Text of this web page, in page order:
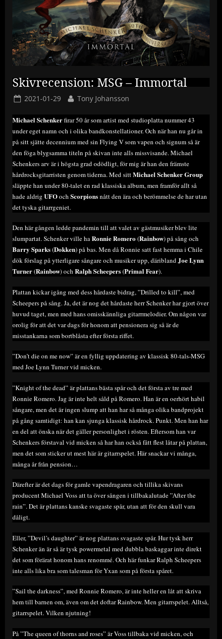
Skivrecension: MSG – Immortal
Posted
2021-01-29 By
Tony Johansson
Michael Schenkerfirar 50 år som artist med studioplatta nummer 43
under eget namn och i olika bandkonstellationer. Och när han nu går in
på sitt sjätte decennium med sin Flying V som vapen och signum så är
den föga blygsamma titeln på skivan inte alls missvisande. Michael
Schenkers arv är i högsta grad odödligt, för mig är han den främste
hårdrocksgitarristen genom tiderna. Med sittMichael Schenker Group
släppte han under 80-talet en rad klassiska album, men framför allt så
hade aldrig UFOoch Scorpionsnått den ära och berömmelse de har utan
det tyska gitarrgeniet.
Den här gången ledde pandemin till att valet av gästmusiker blev lite
slumpartat. Schenker ville haRonnie Romero(Rainbow) på sång och
Barry Sparks(Dokken) på bas. Men då Ronnie satt fast hemma i Chile
dök förslag på ytterligare sångare och musiker upp, däriblandJoe Lynn
Turner(Rainbow) och Ralph Scheepers(Primal Fear).
Plattan kickar igång med dess hårdaste bidrag, ”Drilled to kill”, med
Scheepers på sång. Ja, det är nog det hårdaste herr Schenker har gjort över
huvud taget, men med hans omisskännliga gitarrmelodier. Om någon var
orolig för att det var dags för honom att pensionera sig så är de
misstankarna som bortblåsta efter första riffet.
”Don’t die on me now” är en fyllig uppdatering av klassisk 80-tals-MSG
med Joe Lynn Turner vid micken.
”Knight of the dead” är plattans bästa spår och det första av tre med
Ronnie Romero. Jag är inte helt såld på Romero. Han är en oerhört habil
sångare, men det är ingen slump att han har så många olika bandprojekt
på gång samtidigt: han kan sjunga klassisk hårdrock. Punkt. Men han har
en del att önska när det gäller personlighet i rösten. Eftersom han var
Schenkers förstaval vid micken så har han också fått flest låtar på plattan,
men det som sticker ut mest här är gitarrspelet. Här snackar vi många,
många år från pension…
Därefter är det dags för gamle vapendragaren och tillika skivans
producent Michael Voss att ta över sången i tillbakalutade ”After the
rain”. Det är plattans kanske svagaste spår, utan att för den skull vara
dåligt.
Eller, ”Devil’s daughter” är nog plattans svagaste spår. Hur tysk herr
Schenker än är så är tysk powermetal med dubbla baskaggar inte direkt
det som förärat honom hans renommé. Och här funkar Ralph Scheepers
inte alls lika bra som talesman för Yxan som på första spåret.
”Sail the darkness”, med Ronnie Romero, är inte heller en låt att skriva
hem till barnen om, även om det doftar Rainbow. Men gitarrspelet. Alltså,
gitarrspelet. Vilken njutning!
På ”The queen of thorns and roses” är Voss tillbaka vid micken, och